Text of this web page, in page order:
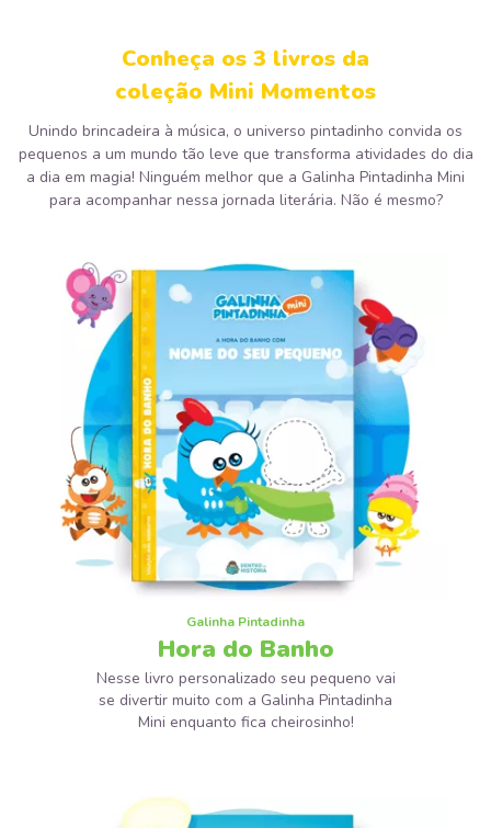
Conheça os 3 livros da
coleção Mini Momentos
Unindo brincadeira à música, o universo pintadinho convida os
pequenos a um mundo tão leve que transforma atividades do dia
a dia em magia! Ninguém melhor que a Galinha Pintadinha Mini
para acompanhar nessa jornada literária. Não é mesmo?
Galinha Pintadinha
Hora do Banho
Nesse livro personalizado seu pequeno vai
se divertir muito com a Galinha Pintadinha
Mini enquanto fica cheirosinho!